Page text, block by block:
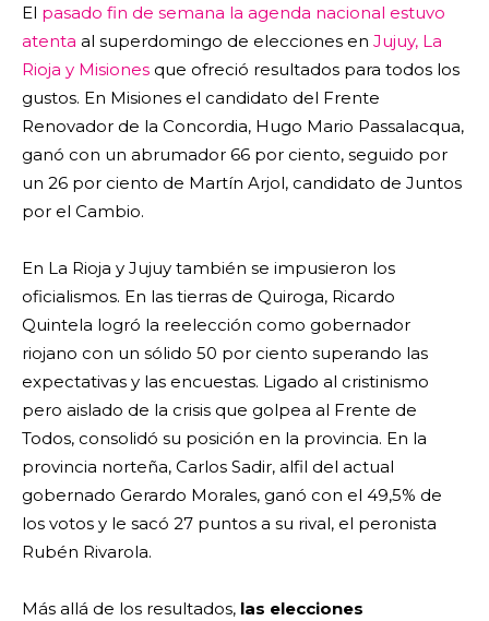
El pasado fin de semana la agenda nacional estuvo
atenta al superdomingo de elecciones en Jujuy, La
Rioja y Misiones que ofreció resultados para todos los
gustos. En Misiones el candidato del Frente
Renovador de la Concordia, Hugo Mario Passalacqua,
ganó con un abrumador 66 por ciento, seguido por
un 26 por ciento de Martín Arjol, candidato de Juntos
por el Cambio.
En La Rioja y Jujuy también se impusieron los
oficialismos. En las tierras de Quiroga, Ricardo
Quintela logró la reelección como gobernador
riojano con un sólido 50 por ciento superando las
expectativas y las encuestas. Ligado al cristinismo
pero aislado de la crisis que golpea al Frente de
Todos, consolidó su posición en la provincia. En la
provincia norteña, Carlos Sadir, alfil del actual
gobernado Gerardo Morales, ganó con el 49,5% de
los votos y le sacó 27 puntos a su rival, el peronista
Rubén Rivarola.
Más allá de los resultados, las elecciones